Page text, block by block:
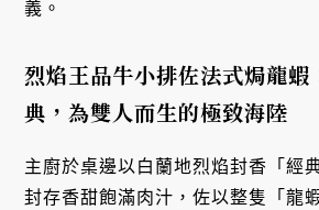
義。
烈焰王品牛小排佐法式焗龍蝦
典，為雙人而生的極致海陸
主廚於桌邊以白蘭地烈焰封香「經
封存香甜飽滿肉汁，佐以整隻「龍